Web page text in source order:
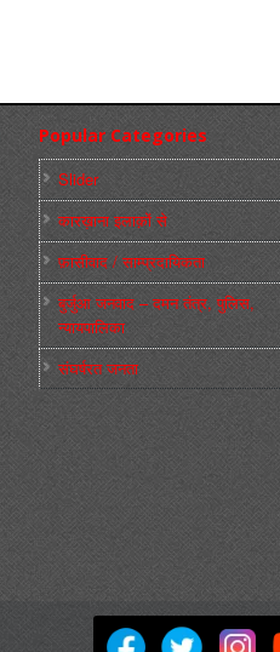
Popular Categories
Slider
कारख़ाना इलाक़ों से
फ़ासीवाद / साम्‍प्रदायिकता
बुर्जुआ जनवाद – दमन तंत्र, पुलिस,
न्‍यायपालिका
संघर्षरत जनता
मज़दूर बिगुल